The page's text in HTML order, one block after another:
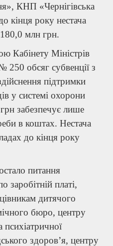
КНП «Чернігівська
кінця року нестача
млн грн.
Кабінету Міністрів
обсяг субвенції з
підтримки
у системі охорони
забезпечує лише
в коштах. Нестача
до кінця року
питання
заробітній платі,
дитячого
бюро, центру
психіатричної
здоров’я, центру